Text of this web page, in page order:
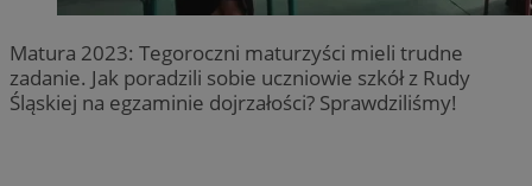
Matura 2023: Tegoroczni maturzyści mieli trudne
zadanie. Jak poradzili sobie uczniowie szkół z Rudy
Śląskiej na egzaminie dojrzałości? Sprawdziliśmy!